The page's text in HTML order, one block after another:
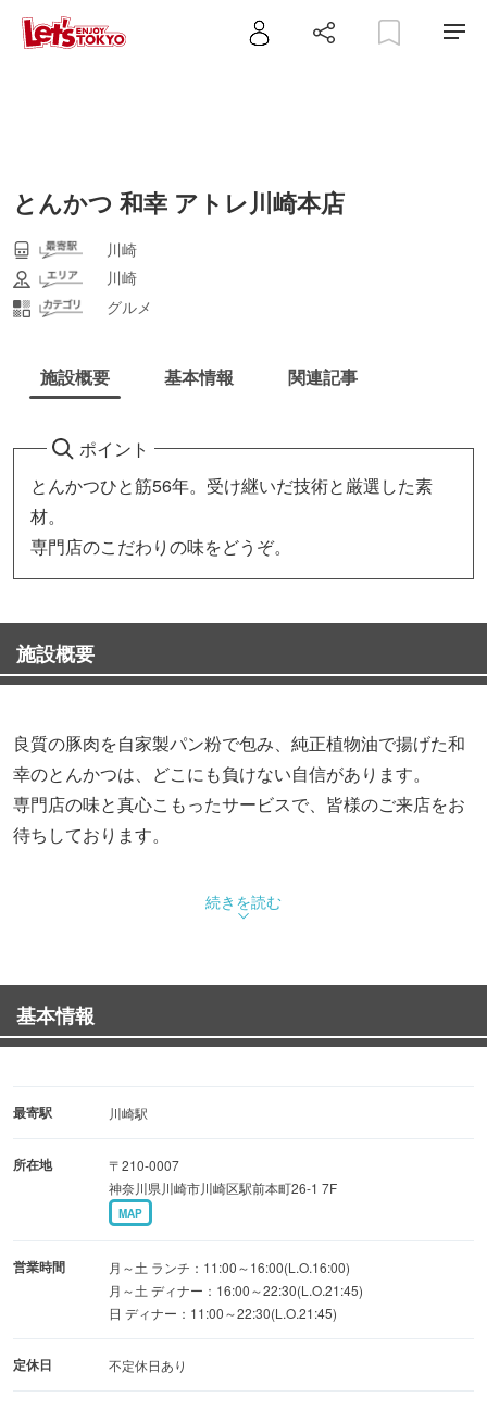
とんかつ 和幸 アトレ川崎本店
川崎
川崎
グルメ
施設概要 基本情報 関連記事
ポイント
とんかつひと筋56年。受け継いだ技術と厳選した素
材。
専門店のこだわりの味をどうぞ。
施設概要
良質の豚肉を自家製パン粉で包み、純正植物油で揚げた和
幸のとんかつは、どこにも負けない自信があります。
専門店の味と真心こもったサービスで、皆様のご来店をお
待ちしております。
続きを読む
基本情報
最寄駅 川崎駅
所在地
〒210-0007
神奈川県川崎市川崎区駅前本町26-1 7F
MAP
営業時間
月～土 ランチ：11:00～16:00(L.O.16:00)
月～土 ディナー：16:00～22:30(L.O.21:45)
日 ディナー：11:00～22:30(L.O.21:45)
定休日 不定休日あり